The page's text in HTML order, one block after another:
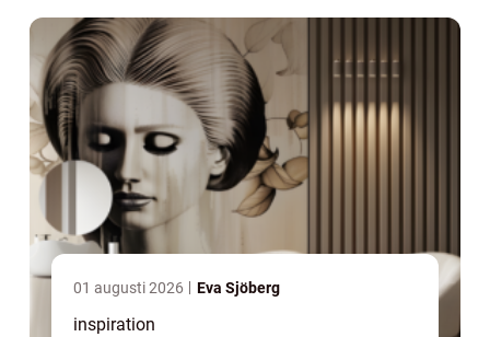
01 augusti 2026 Eva Sjöberg
inspiration